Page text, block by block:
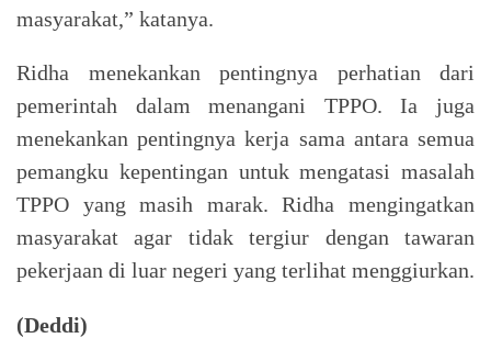
masyarakat,” katanya.
Ridha menekankan pentingnya perhatian dari
pemerintah dalam menangani TPPO. Ia juga
menekankan pentingnya kerja sama antara semua
pemangku kepentingan untuk mengatasi masalah
TPPO yang masih marak. Ridha mengingatkan
masyarakat agar tidak tergiur dengan tawaran
pekerjaan di luar negeri yang terlihat menggiurkan.
(Deddi)